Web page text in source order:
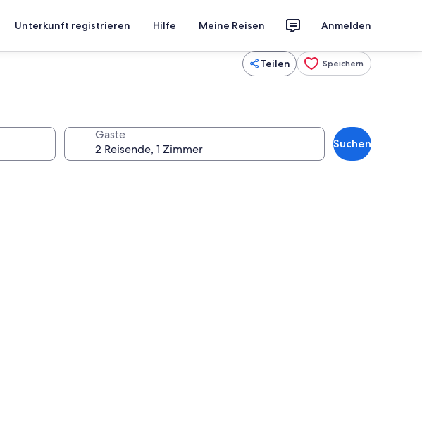
Unterkunft registrieren Hilfe Meine Reisen Anmelden
Teilen Speichern
Gäste
Suchen